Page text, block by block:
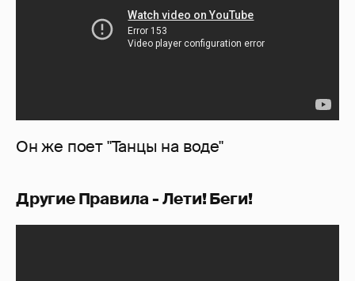
Он же поет "Танцы на воде"
Другие Правила - Лети! Беги!